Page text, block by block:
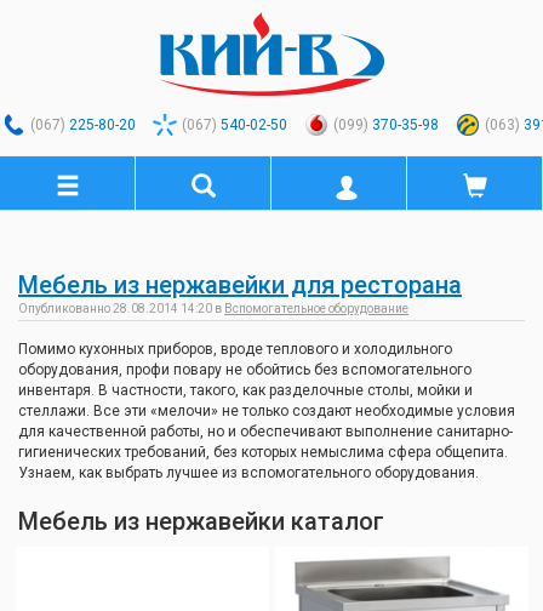
(067) 225-80-20 (067) 540-02-50 (099) 370-35-98 (063)
Мебель из нержавейки для ресторана
Опубликованно 28.08.2014 14:20 в Вспомогательное оборудование
Помимо кухонных приборов, вроде теплового и холодильного
оборудования, профи повару не обойтись без вспомогательного
инвентаря. В частности, такого, как разделочные столы, мойки и
стеллажи. Все эти «мелочи» не только создают необходимые условия
для качественной работы, но и обеспечивают выполнение санитарно-
гигиенических требований, без которых немыслима сфера общепита.
Узнаем, как выбрать лучшее из вспомогательного оборудования.
Мебель из нержавейки каталог